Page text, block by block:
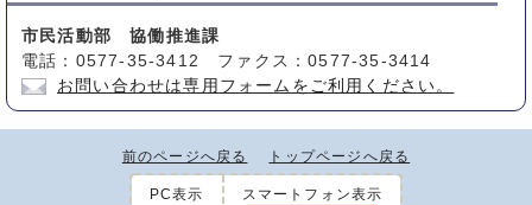
市民活動部 協働推進課
電話：0577-35-3412 ファクス：0577-35-3414
お問い合わせは専用フォームをご利用ください。
前のページへ戻る トップページへ戻る
PC表示 スマートフォン表示